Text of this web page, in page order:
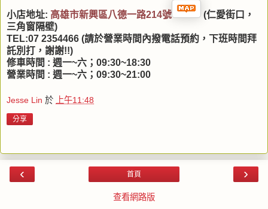
小店地址: 高雄市新興區八德一路214號
(仁愛街口，
三角窗隔壁)
TEL:07 2354466 (請於營業時間內撥電話預約，下班時間拜
託別打，謝謝!!)
修車時間 : 週一~六；09:30~18:30
營業時間 : 週一~六；09:30~21:00
Jesse Lin 於 上午11:48
分享
‹ ›
首頁
查看網路版